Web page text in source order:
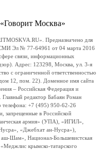
Москва»
Предназначено для
СМИ Эл № 77-64961 от 04 марта 2016
связи, информационных
Адрес: 123298, Москва, ул. 3-я
с ограниченной ответственностью
12, пом. 22). Доменное имя сайта
– Российская Федерация и
редактор Бабаян Роман
+7 (495) 950-62-26
запрещенные в Российской
армия» (УПА), «ИГИЛ»,
«Джебхат ан-Нусра»),
Шам», Национал-Большевистская
крымско-татарского